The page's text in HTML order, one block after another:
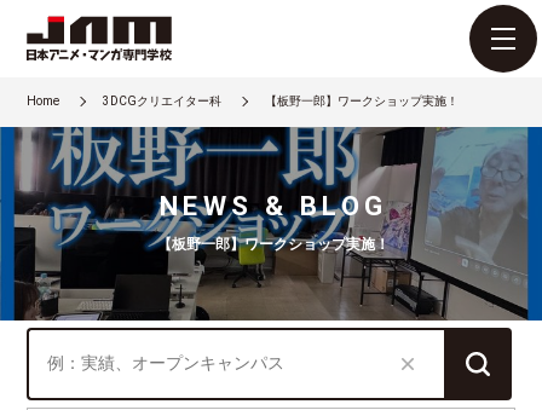
Home 3DCGクリエイター科 【板野一郎】ワークショップ実施！
NEWS & BLOG
【板野一郎】ワークショップ実施！